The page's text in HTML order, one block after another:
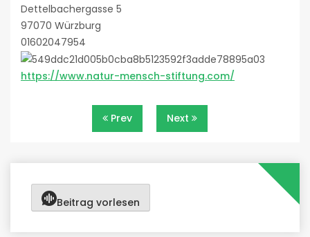
Dettelbachergasse 5
97070 Würzburg
01602047954
https://www.natur-mensch-stiftung.com/
Beitragsnavigation
Prev Next
Beitrag vorlesen